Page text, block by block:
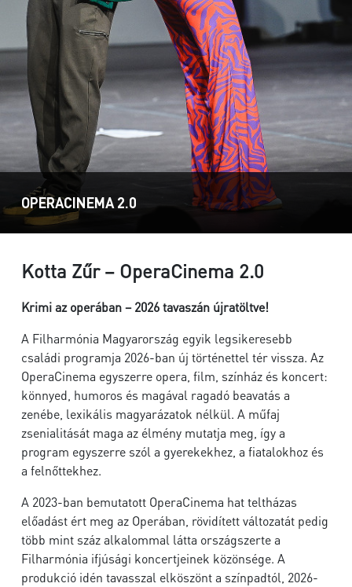
OPERACINEMA 2.0
Kotta Zűr – OperaCinema 2.0
Krimi az operában – 2026 tavaszán újratöltve!
A Filharmónia Magyarország egyik legsikeresebb
családi programja 2026-ban új történettel tér vissza. Az
OperaCinema egyszerre opera, film, színház és koncert:
könnyed, humoros és magával ragadó beavatás a
zenébe, lexikális magyarázatok nélkül. A műfaj
zsenialitását maga az élmény mutatja meg, így a
program egyszerre szól a gyerekekhez, a fiatalokhoz és
a felnőttekhez.
A 2023-ban bemutatott OperaCinema hat teltházas
előadást ért meg az Operában, rövidített változatát pedig
több mint száz alkalommal látta országszerte a
Filharmónia ifjúsági koncertjeinek közönsége. A
produkció idén tavasszal elköszönt a színpadtól, 2026-